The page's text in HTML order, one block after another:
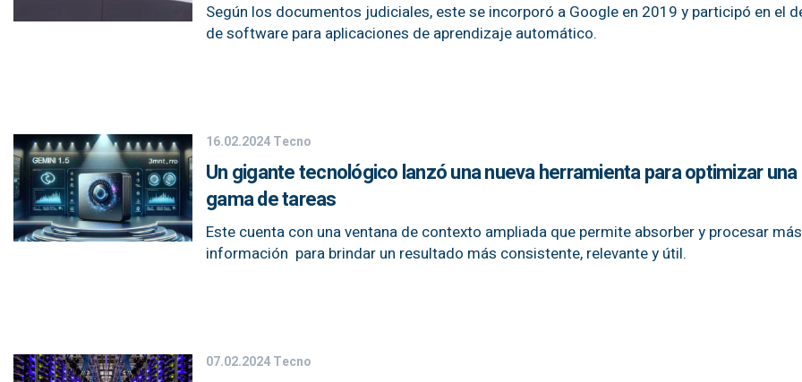
Según los documentos judiciales, este se incorporó a Google en 2019 y participó en el
de software para aplicaciones de aprendizaje automático.
16.02.2024Tecno
Un gigante tecnológico lanzó una nueva herramienta para optimizar una
gama de tareas
Este cuenta con una ventana de contexto ampliada que permite absorber y procesar más
información para brindar un resultado más consistente, relevante y útil.
07.02.2024Tecno